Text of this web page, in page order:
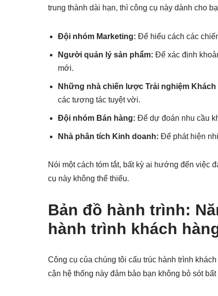
trung thành dài hạn, thì công cụ này dành cho
Đội nhóm Marketing: Để hiểu cách các
Người quản lý sản phẩm: Để xác định
mới.
Những nhà chiến lược Trải nghiệm Khách
các tương tác tuyệt vời.
Đội nhóm Bán hàng: Để dự đoán nhu cầu
Nhà phân tích Kinh doanh: Để phát hiện
Nói một cách tóm tắt, bất kỳ ai hướng đến việc
cụ này không thể thiếu.
Bản đồ hành trình:
hành trình khách
Công cụ của chúng tôi cấu trúc hành trình
cận hệ thống này đảm bảo bạn không bỏ sót